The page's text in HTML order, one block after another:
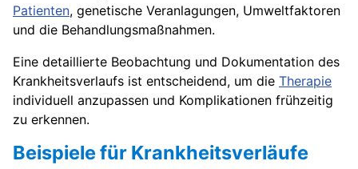
Patienten, genetische Veranlagungen, Umweltfaktoren
und die Behandlungsmaßnahmen.
Eine detaillierte Beobachtung und Dokumentation des
Krankheitsverlaufs ist entscheidend, um die Therapie
individuell anzupassen und Komplikationen frühzeitig
zu erkennen.
Beispiele für Krankheitsverläufe